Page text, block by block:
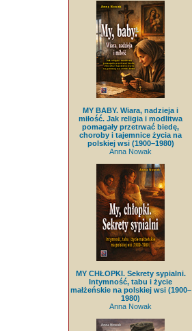
MY BABY. Wiara, nadzieja i
miłość. Jak religia i modlitwa
pomagały przetrwać biedę,
choroby i tajemnice życia na
polskiej wsi (1900–1980)
Anna Nowak
MY CHŁOPKI. Sekrety sypialni.
Intymność, tabu i życie
małżeńskie na polskiej wsi (1900–
1980)
Anna Nowak